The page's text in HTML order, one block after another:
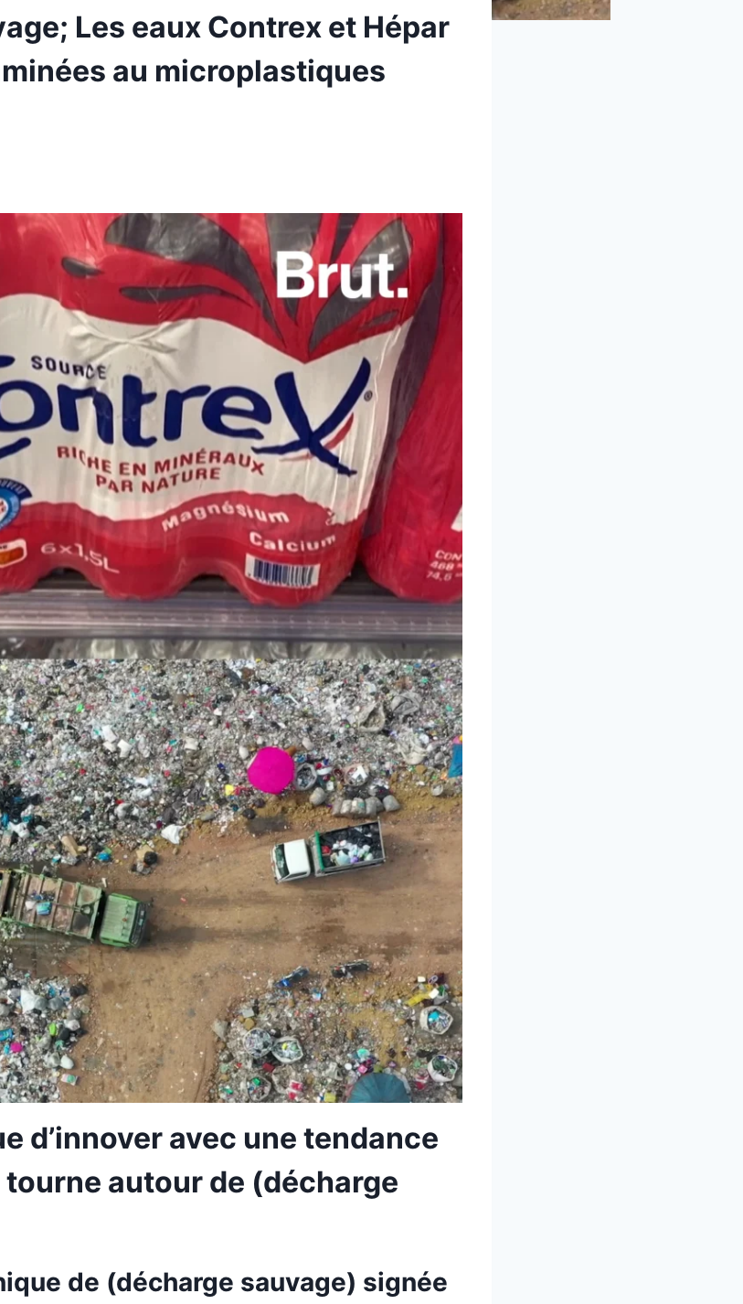
Les eaux Contrex et Hépar
au microplastiques
d’innover avec une tendance
autour de (décharge
de (décharge sauvage) signée